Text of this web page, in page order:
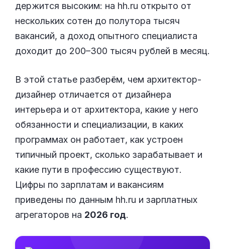
держится высоким: на hh.ru открыто от
нескольких сотен до полутора тысяч
вакансий, а доход опытного специалиста
доходит до 200–300 тысяч рублей в месяц.
В этой статье разберём, чем архитектор-
дизайнер отличается от дизайнера
интерьера и от архитектора, какие у него
обязанности и специализации, в каких
программах он работает, как устроен
типичный проект, сколько зарабатывает и
какие пути в профессию существуют.
Цифры по зарплатам и вакансиям
приведены по данным hh.ru и зарплатных
агрегаторов на 2026 год.